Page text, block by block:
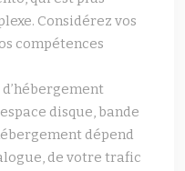
Considérez vos
compétences
disque, bande
dépend
de votre trafic